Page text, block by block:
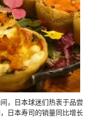
，日本球迷们热衷于品尝
日本寿司的销量同比增长